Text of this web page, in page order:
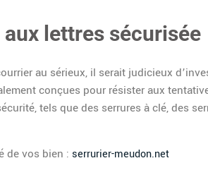
lettres sécurisée
au sérieux, il serait judicieux
conçues pour résister aux
tels que des serrures à clé, des
de vos bien : serrurier-meudon.net